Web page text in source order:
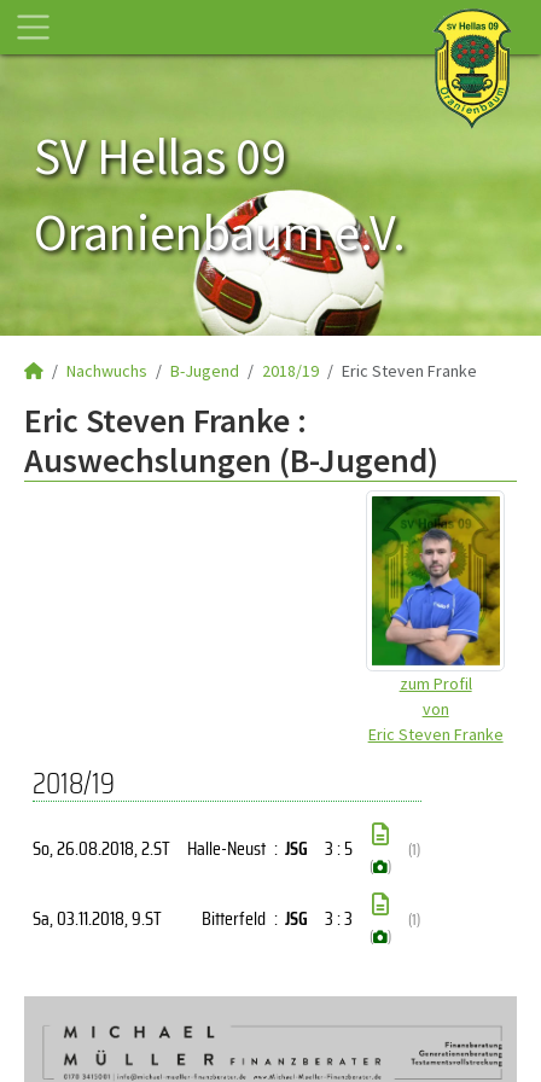
SV Hellas 09
Oranienbaum e.V.
Nachwuchs B-Jugend 2018/19 Eric Steven Franke
Eric Steven Franke :
Auswechslungen (B-Jugend)
zum Profil
von
Eric Steven Franke
2018/19
So, 26.08.2018, 2.ST Halle-Neust : JSG 3 : 5
( )
(1)
Sa, 03.11.2018, 9.ST Bitterfeld : JSG 3 : 3
( )
(1)